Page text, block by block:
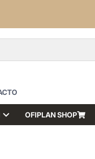
OFIPLAN SHOP